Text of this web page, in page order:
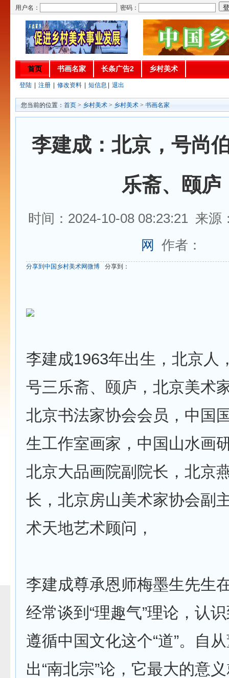
用户名： 密码：
首页 书画名家 长条广告2 乡村美术
登陆 注册 修改资料 短信息 退出
您当前的位置： 首页 > 乡村美术 > 乡村美术 > 书画名家
李建成：北京，号尚
乐斋、颐庐
时间：2024-10-08 08:23:21 来源
网 作者：
分享到中国乡村美术网微博 分享到：
李建成1963年出生，北京人
号三乐斋、颐庐，北京美术
北京书法家协会会员，中国
生工作室画家，中国山水画
北京大品画院副院长，北京
长，北京房山美术家协会副
术天地艺术顾问，
李建成尊承恩师梅墨生先生
经常谈到“理趣气”理论，认
遵循中国文化这个“道”。自
出“南北宗”论，它最大的意